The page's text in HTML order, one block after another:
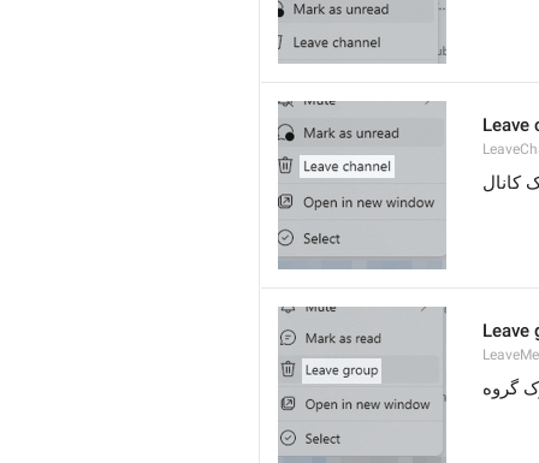
Leave
کانال
Leave
گروه